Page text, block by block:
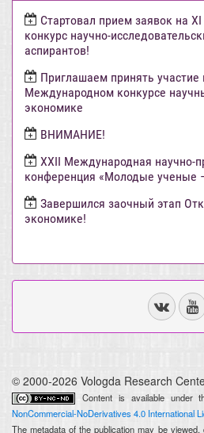
Стартовал прием заявок на
конкурс научно-
аспирантов!
Приглашаем принять участие
Международном конкурсе
экономике
ВНИМАНИЕ!
ХХII Международная научно-
конференция «Молодые ученые
Завершился заочный этап
экономике!
© 2000-2026 Vologda Research
Content is available under
NonCommercial-NoDerivatives 4.0 International
The metadata of the publication may be